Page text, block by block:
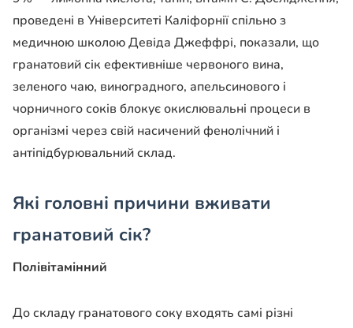
проведені в Університеті Каліфорнії спільно з
медичною школою Девіда Джеффрі, показали, що
гранатовий сік ефективніше червоного вина,
зеленого чаю, виноградного, апельсинового і
чорничного соків блокує окислювальні процеси в
організмі через свій насичений фенолічний і
антіпідбурювальний склад.
Які головні причини вживати
гранатовий сік?
Полівітамінний
До складу гранатового соку входять самі різні